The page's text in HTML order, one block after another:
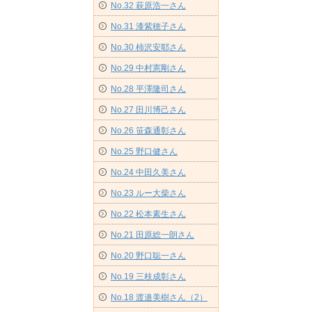
No.32 萩原浩一さん
No.31 漆紫穂子さん
No.30 柿沢安耶さん
No.29 中村憲剛さん
No.28 平澤隆司さん
No.27 田川博己さん
No.26 笹森通彰さん
No.25 野口健さん
No.24 中田久美さん
No.23 ルー大柴さん
No.22 松本素生さん
No.21 田原総一朗さん
No.20 野口聡一さん
No.19 三枝成彰さん
No.18 渡邉美樹さん（2）